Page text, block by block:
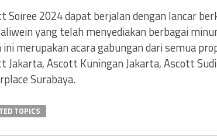
Soiree 2024 dapat berjalan dengan lancar
yang telah menyediakan berbagai
ini merupakan acara gabungan dari semua
Jakarta, Ascott Kuningan Jakarta, Ascott
Surabaya.
TOPICS